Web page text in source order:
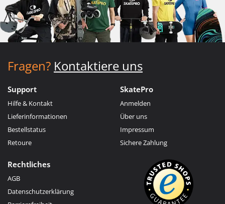
Fragen? Kontaktiere uns
Support
Hilfe & Kontakt
Lieferinformationen
Bestellstatus
Retoure
SkatePro
Anmelden
Über uns
Impressum
Sichere Zahlung
Rechtliches
AGB
Datenschutzerklärung